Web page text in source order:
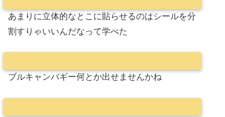
あまりに立体的なとこに貼らせるのはシールを分
割すりゃいいんだなって学べた
ブルキャンバギー何とか出せませんかね